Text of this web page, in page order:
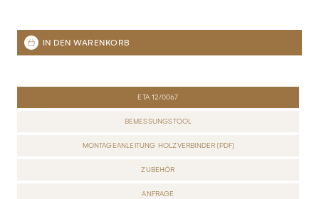
ETA 12/0067
BEMESSUNGSTOOL
MONTAGEANLEITUNG HOLZVERBINDER [PDF]
ZUBEHÖR
ANFRAGE